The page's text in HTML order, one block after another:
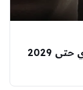
2029